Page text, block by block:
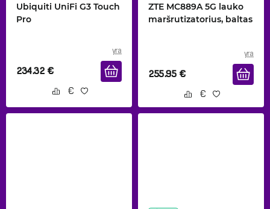
Ubiquiti UniFi G3 Touch
Pro
yra
234.32 €
ZTE MC889A 5G lauko
maršrutizatorius, baltas
yra
255.95 €